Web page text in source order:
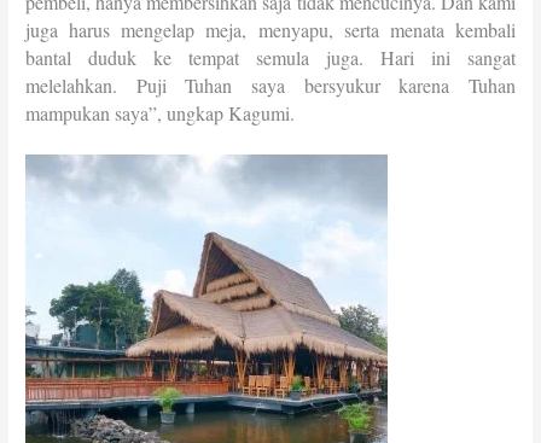
juga harus mengelap meja, menyapu, serta menata kembali
bantal duduk ke tempat semula juga. Hari ini sangat
melelahkan. Puji Tuhan saya bersyukur karena Tuhan
mampukan saya”, ungkap Kagumi.